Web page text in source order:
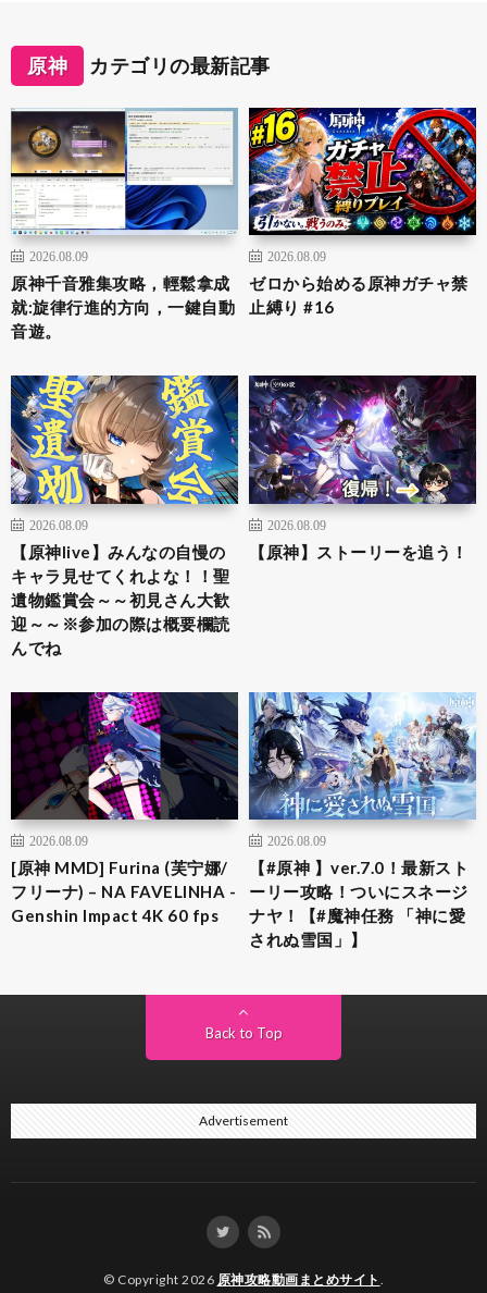
原神 カテゴリの最新記事
2026.08.09
原神千音雅集攻略，輕鬆拿成
就:旋律行進的方向，一鍵自動
音遊。
2026.08.09
ゼロから始める原神ガチャ禁
止縛り #16
2026.08.09
【原神live】みんなの自慢の
キャラ見せてくれよな！！聖
遺物鑑賞会～～初見さん大歓
迎～～※参加の際は概要欄読
んでね
2026.08.09
【原神】ストーリーを追う！
2026.08.09
[原神 MMD] Furina (芙宁娜/
フリーナ) – NA FAVELINHA -
Genshin Impact 4K 60 fps
2026.08.09
【#原神 】ver.7.0！最新スト
ーリー攻略！ついにスネージ
ナヤ！【#魔神任務 「神に愛
されぬ雪国」】
Back to Top
Advertisement
© Copyright 2026 原神攻略動画まとめサイト .